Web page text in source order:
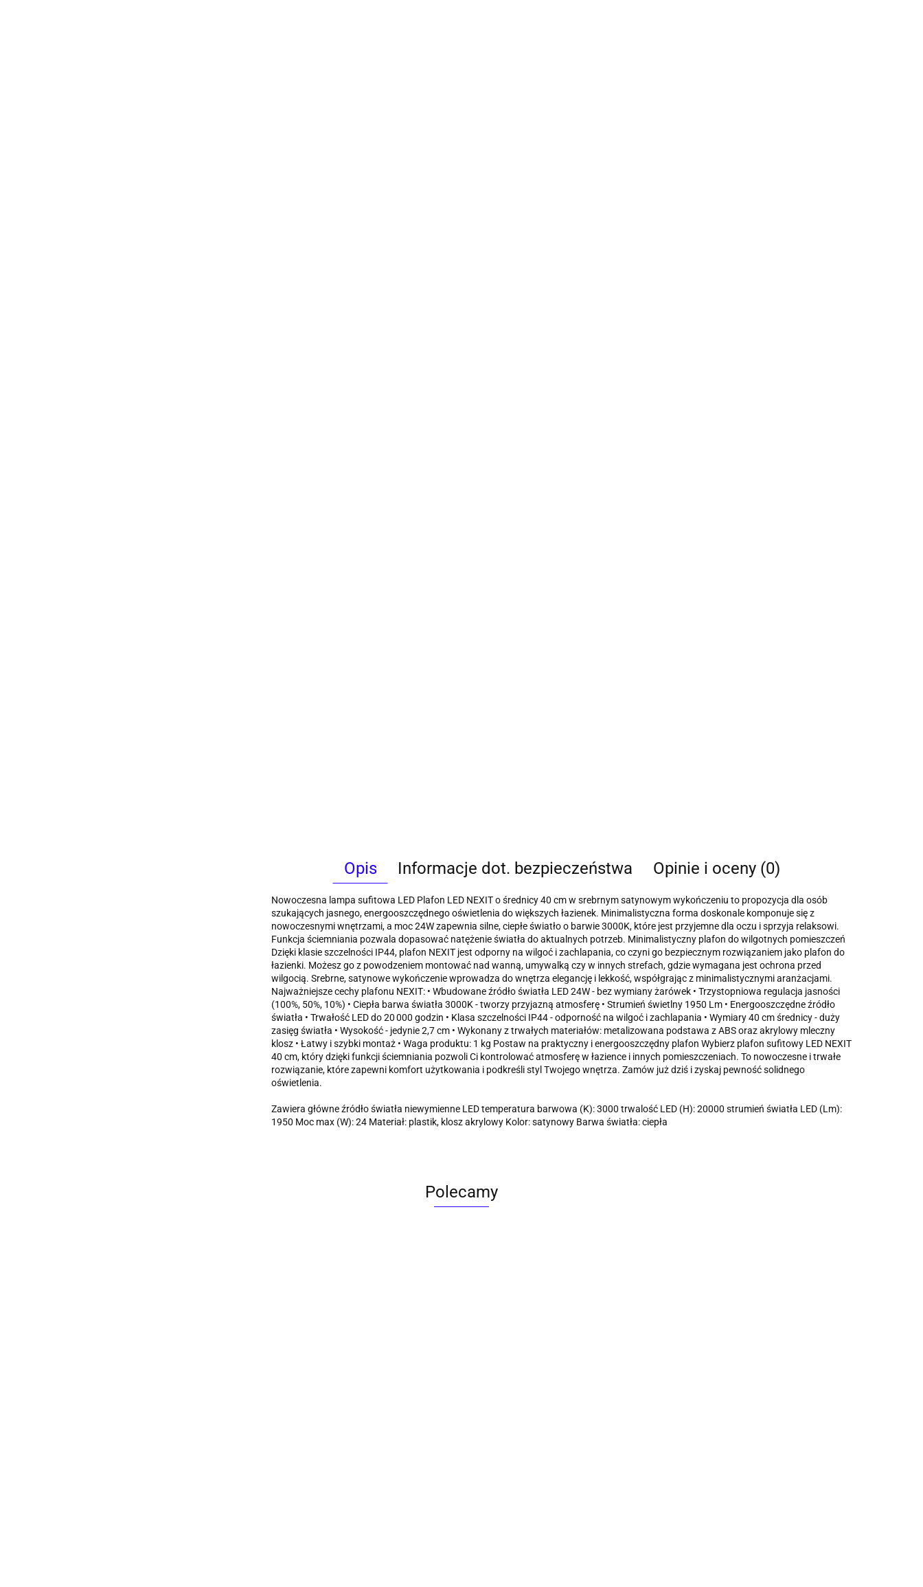
Opis Informacje dot. bezpieczeństwa Opinie i oceny (0)
Nowoczesna lampa sufitowa LED Plafon LED NEXIT o średnicy 40 cm w srebrnym satynowym wykończeniu to propozycja dla osób
szukających jasnego, energooszczędnego oświetlenia do większych łazienek. Minimalistyczna forma doskonale komponuje się z
nowoczesnymi wnętrzami, a moc 24W zapewnia silne, ciepłe światło o barwie 3000K, które jest przyjemne dla oczu i sprzyja relaksowi.
Funkcja ściemniania pozwala dopasować natężenie światła do aktualnych potrzeb. Minimalistyczny plafon do wilgotnych pomieszczeń
Dzięki klasie szczelności IP44, plafon NEXIT jest odporny na wilgoć i zachlapania, co czyni go bezpiecznym rozwiązaniem jako plafon do
łazienki. Możesz go z powodzeniem montować nad wanną, umywalką czy w innych strefach, gdzie wymagana jest ochrona przed
wilgocią. Srebrne, satynowe wykończenie wprowadza do wnętrza elegancję i lekkość, współgrając z minimalistycznymi aranżacjami.
Najważniejsze cechy plafonu NEXIT: • Wbudowane źródło światła LED 24W - bez wymiany żarówek • Trzystopniowa regulacja jasności
(100%, 50%, 10%) • Ciepła barwa światła 3000K - tworzy przyjazną atmosferę • Strumień świetlny 1950 Lm • Energooszczędne źródło
światła • Trwałość LED do 20 000 godzin • Klasa szczelności IP44 - odporność na wilgoć i zachlapania • Wymiary 40 cm średnicy - duży
zasięg światła • Wysokość - jedynie 2,7 cm • Wykonany z trwałych materiałów: metalizowana podstawa z ABS oraz akrylowy mleczny
klosz • Łatwy i szybki montaż • Waga produktu: 1 kg Postaw na praktyczny i energooszczędny plafon Wybierz plafon sufitowy LED NEXIT
40 cm, który dzięki funkcji ściemniania pozwoli Ci kontrolować atmosferę w łazience i innych pomieszczeniach. To nowoczesne i trwałe
rozwiązanie, które zapewni komfort użytkowania i podkreśli styl Twojego wnętrza. Zamów już dziś i zyskaj pewność solidnego
oświetlenia.
Zawiera główne źródło światła niewymienne LED temperatura barwowa (K): 3000 trwalość LED (H): 20000 strumień światła LED (Lm):
1950 Moc max (W): 24 Materiał: plastik, klosz akrylowy Kolor: satynowy Barwa światła: ciepła
Polecamy